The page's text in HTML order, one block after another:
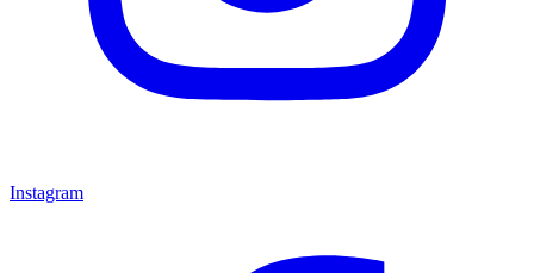
Instagram